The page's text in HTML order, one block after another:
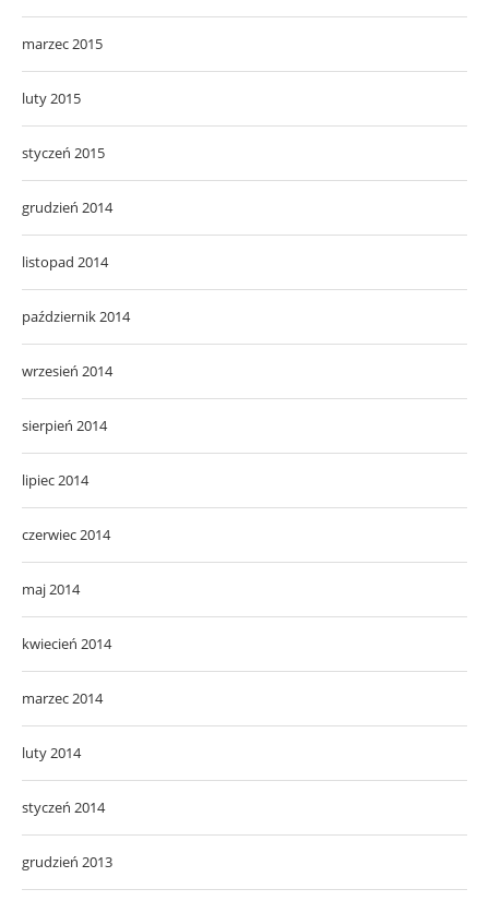
marzec 2015
luty 2015
styczeń 2015
grudzień 2014
listopad 2014
październik 2014
wrzesień 2014
sierpień 2014
lipiec 2014
czerwiec 2014
maj 2014
kwiecień 2014
marzec 2014
luty 2014
styczeń 2014
grudzień 2013